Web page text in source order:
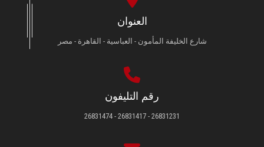
العنوان
شارع الخليفة المأمون - العباسية - القاهرة - مصر
رقم التليفون
26831231 - 26831417 - 26831474